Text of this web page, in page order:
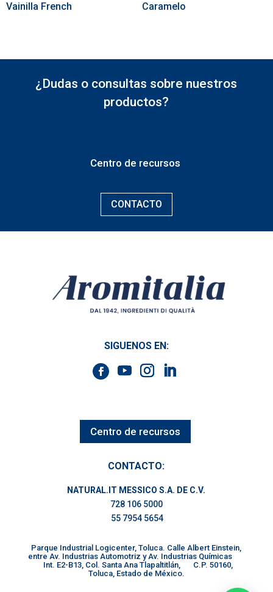
Vainilla French Caramelo
¿Dudas o consultas sobre nuestros
productos?
Centro de recursos
CONTACTO
SIGUENOS EN:
Centro de recursos
CONTACTO:
NATURAL.IT MESSICO S.A. DE C.V.
728 106 5000
55 7954 5654
Parque Industrial Logicenter, Toluca. Calle Albert Einstein,
entre Av. Industrias Automotriz y Av. Industrias Químicas
Int. E2-B13, Col. Santa Ana Tlapaltitlán, C.P. 50160,
Toluca, Estado de México.